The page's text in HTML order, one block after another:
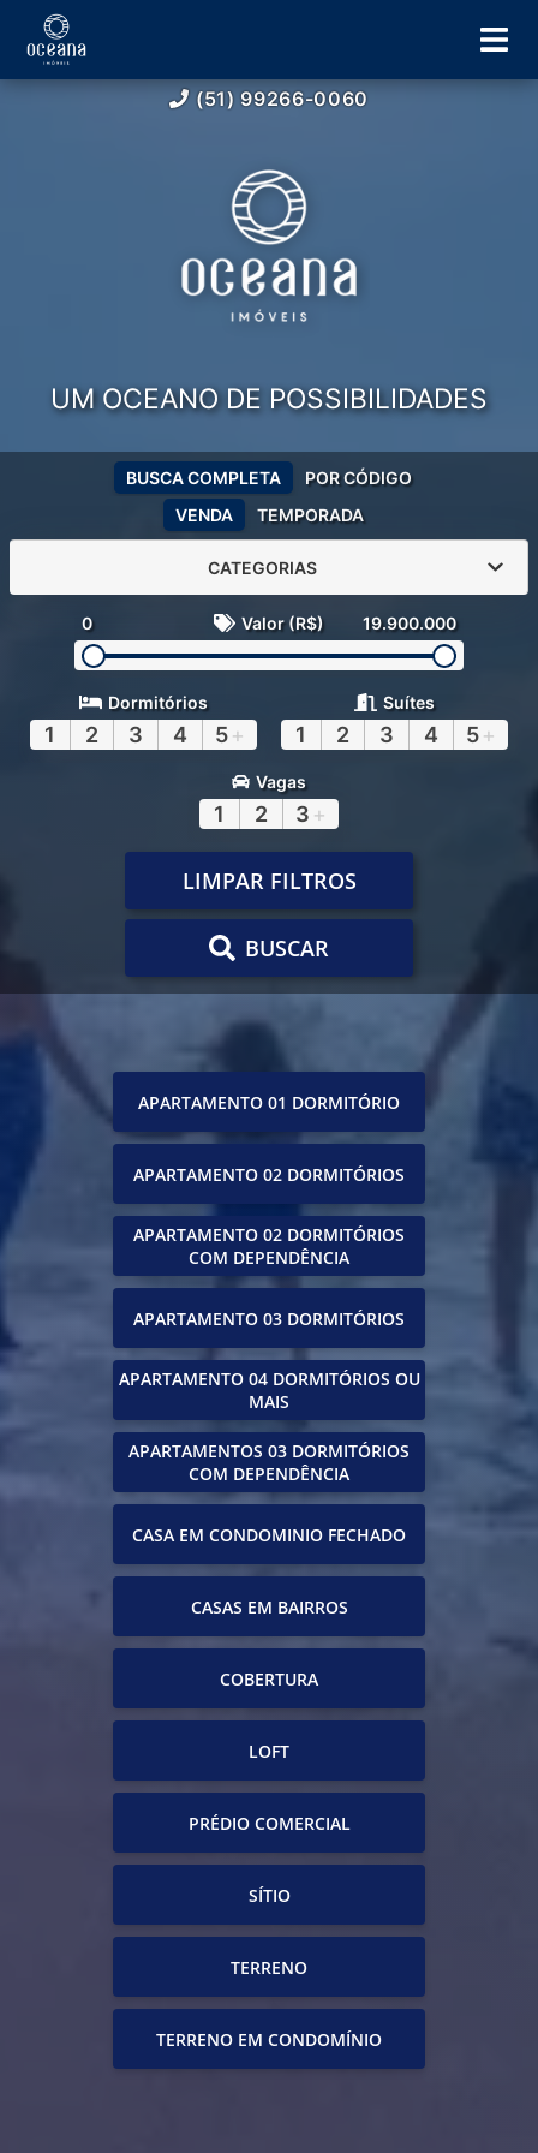
(51) 99266-0060
UM OCEANO DE POSSIBILIDADES
VENDA TEMPORADA
BUSCA COMPLETA POR CÓDIGO
CATEGORIAS
0 Valor (R$) 19.900.000
Dormitórios
1 2 3 4 5+
Suítes
1 2 3 4 5+
Vagas
1 2 3 +
LIMPAR FILTROS
BUSCAR
APARTAMENTO 01 DORMITÓRIO
APARTAMENTO 02 DORMITÓRIOS
APARTAMENTO 02 DORMITÓRIOS
COM DEPENDÊNCIA
APARTAMENTO 03 DORMITÓRIOS
APARTAMENTO 04 DORMITÓRIOS OU
MAIS
APARTAMENTOS 03 DORMITÓRIOS
COM DEPENDÊNCIA
CASA EM CONDOMINIO FECHADO
CASAS EM BAIRROS
COBERTURA
LOFT
PRÉDIO COMERCIAL
SÍTIO
TERRENO
TERRENO EM CONDOMÍNIO